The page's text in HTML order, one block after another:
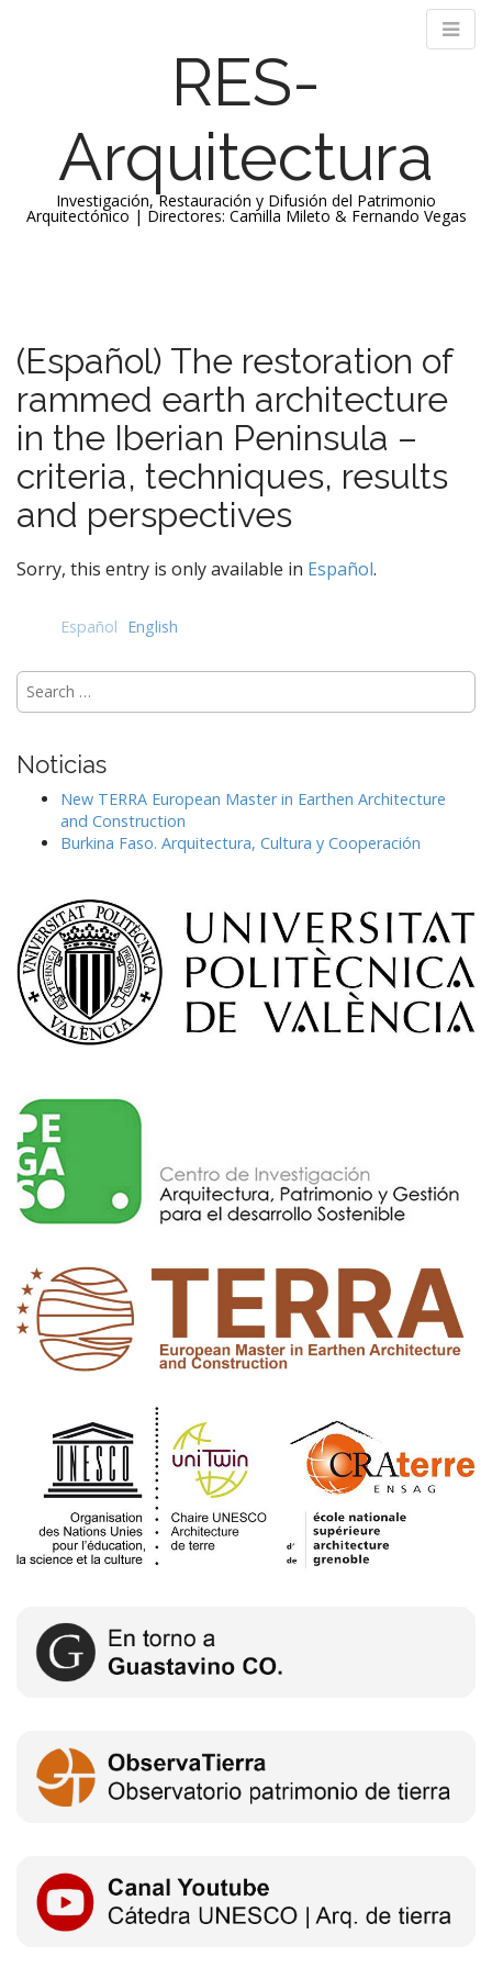
RES-
Arquitectura
Investigación, Restauración y Difusión del Patrimonio
Arquitectónico | Directores: Camilla Mileto & Fernando Vegas
n
m
e
n
u
t
o
c
o
n
t
n
(Español) The restoration of
rammed earth architecture
in the Iberian Peninsula –
criteria, techniques, results
and perspectives
Sorry, this entry is only available in Español.
Español English
Search
for:
Noticias
New TERRA European Master in Earthen Architecture
and Construction
Burkina Faso. Arquitectura, Cultura y Cooperación